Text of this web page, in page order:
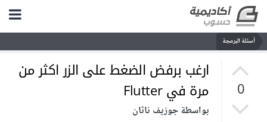
أسئلة البرمجة
0
ارغب برفض الضغط على الزر اكثر من
مرة في Flutter
بواسطة جوزيف ناثان